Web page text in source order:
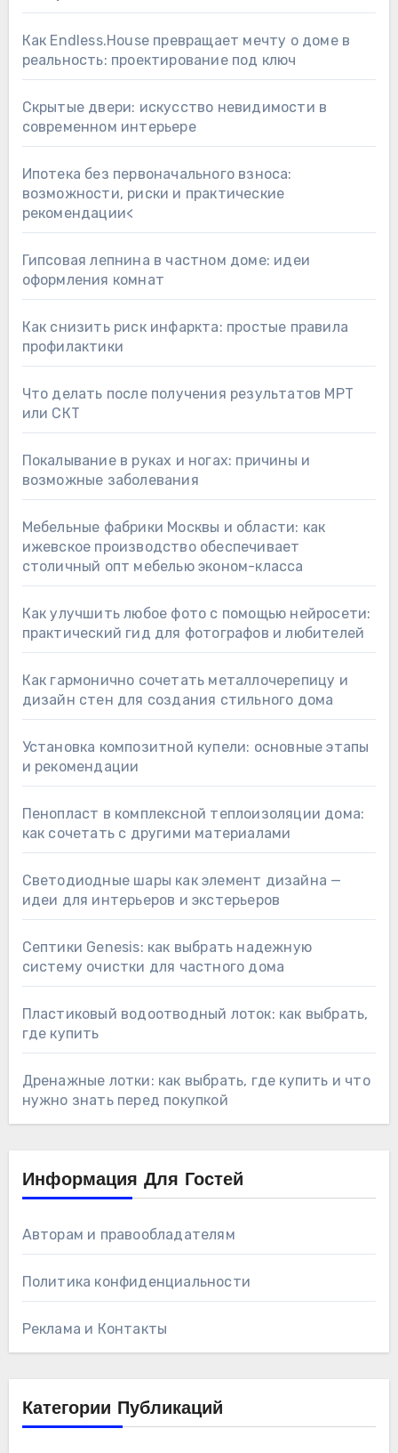
Как Endless.House превращает мечту о доме в
реальность: проектирование под ключ
Скрытые двери: искусство невидимости в
современном интерьере
Ипотека без первоначального взноса:
возможности, риски и практические
рекомендации<
Гипсовая лепнина в частном доме: идеи
оформления комнат
Как снизить риск инфаркта: простые правила
профилактики
Что делать после получения результатов МРТ
или СКТ
Покалывание в руках и ногах: причины и
возможные заболевания
Мебельные фабрики Москвы и области: как
ижевское производство обеспечивает
столичный опт мебелью эконом-класса
Как улучшить любое фото с помощью нейросети:
практический гид для фотографов и любителей
Как гармонично сочетать металлочерепицу и
дизайн стен для создания стильного дома
Установка композитной купели: основные этапы
и рекомендации
Пенопласт в комплексной теплоизоляции дома:
как сочетать с другими материалами
Светодиодные шары как элемент дизайна —
идеи для интерьеров и экстерьеров
Септики Genesis: как выбрать надежную
систему очистки для частного дома
Пластиковый водоотводный лоток: как выбрать,
где купить
Дренажные лотки: как выбрать, где купить и что
нужно знать перед покупкой
Информация Для Гостей
Авторам и правообладателям
Политика конфиденциальности
Реклама и Контакты
Категории Публикаций